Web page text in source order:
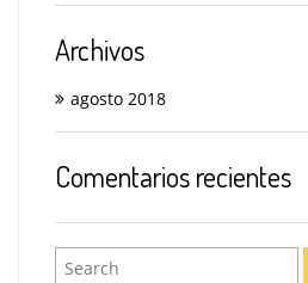
Archivos
agosto 2018
Comentarios recientes